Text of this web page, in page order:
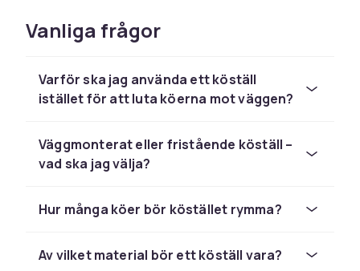
eller horisontell förvaring som håller köerna
raka och skyddade. Det är ett tillbehör som
presentation.
monteras enkelt på väggen i biljardrummet. De
rymmer vanligtvis fyra till tolv köer och ibland
ger ett imponerande intryck och kan placeras
Båda typerna håller köerna organiserade och
Vanliga frågor
Varför ska jag använda ett köställ
istället för att luta köerna mot väggen?
Väggmonterat eller fristående köställ –
vad ska jag välja?
Hur många köer bör köstället rymma?
Av vilket material bör ett köställ vara?